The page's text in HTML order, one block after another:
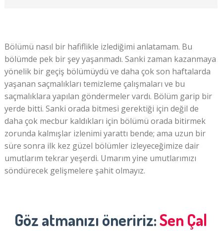
Bölümü nasıl bir hafiflikle izlediğimi anlatamam. Bu
bölümde pek bir şey yaşanmadı. Sanki zaman kazanmaya
yönelik bir geçiş bölümüydü ve daha çok son haftalarda
yaşanan saçmalıkları temizleme çalışmaları ve bu
saçmalıklara yapılan göndermeler vardı. Bölüm garip bir
yerde bitti. Sanki orada bitmesi gerektiği için değil de
daha çok mecbur kaldıkları için bölümü orada bitirmek
zorunda kalmışlar izlenimi yarattı bende; ama uzun bir
süre sonra ilk kez güzel bölümler izleyeceğimize dair
umutlarım tekrar yeşerdi. Umarım yine umutlarımızı
söndürecek gelişmelere şahit olmayız.
Göz atmanızı öneririz:Sen Çal